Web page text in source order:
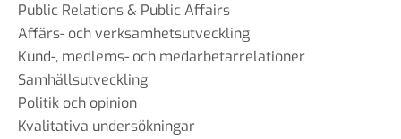
Public Relations & Public Affairs
Affärs- och verksamhetsutveckling
Kund-, medlems- och medarbetarrelationer
Samhällsutveckling
Politik och opinion
Kvalitativa undersökningar